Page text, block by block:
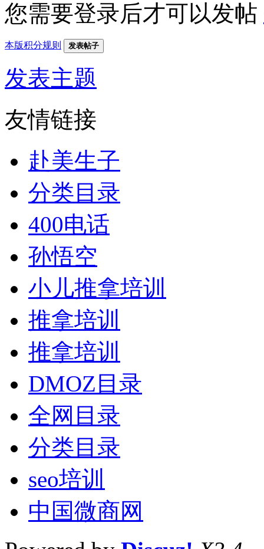
您需要登录后才可以发帖
本版积分规则 发表帖子
发表主题
友情链接
赴美生子
分类目录
400电话
孙悟空
小儿推拿培训
推拿培训
推拿培训
DMOZ目录
全网目录
分类目录
seo培训
中国微商网